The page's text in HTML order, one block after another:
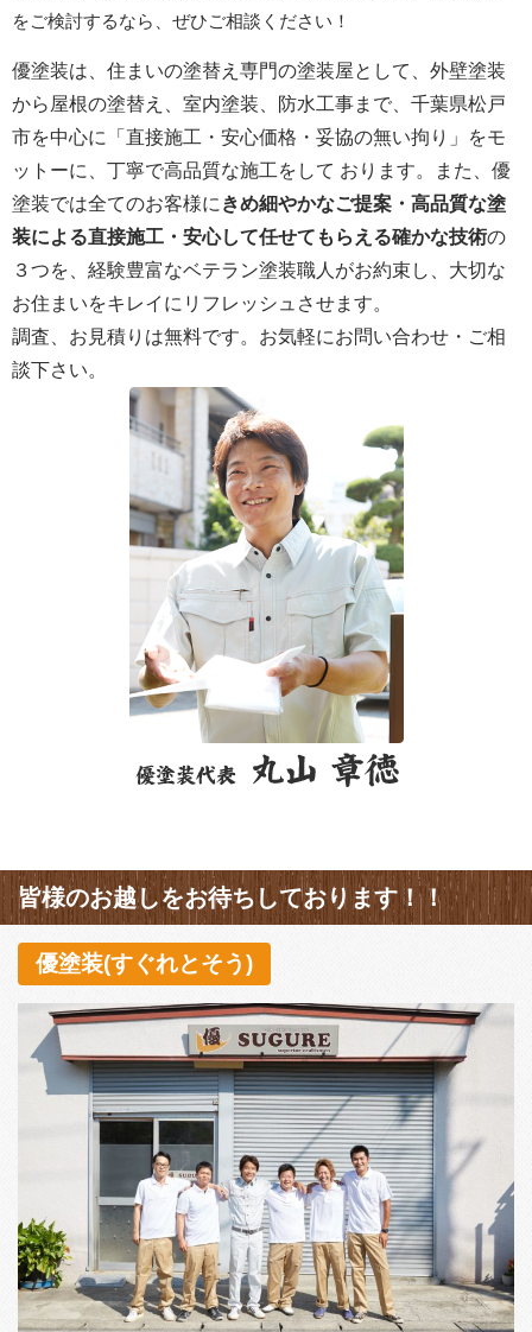
をご検討するなら、ぜひご相談ください！
優塗装は、住まいの塗替え専門の塗装屋として、外壁塗装
から屋根の塗替え、室内塗装、防水工事まで、千葉県松戸
市を中心に「直接施工・安心価格・妥協の無い拘り」をモ
ットーに、丁寧で高品質な施工をして おります。また、優
塗装では全てのお客様に きめ細やかなご提案・高品質な塗
装による直接施工・安心して任せてもらえる確かな技術の
３つを、経験豊富なベテラン塗装職人がお約束し、大切な
お住まいをキレイにリフレッシュさせます。
調査、お見積りは無料です。お気軽にお問い合わせ・ご相
談下さい。
皆様のお越しをお待ちしております！！
優塗装(すぐれとそう)